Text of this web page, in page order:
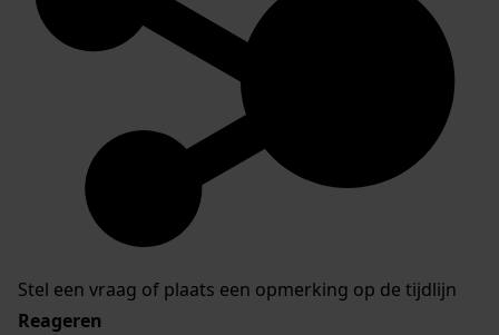
Stel een vraag of plaats een opmerking op de tijdlijn
Reageren